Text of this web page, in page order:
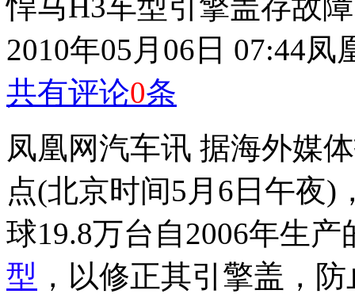
2010年05月06日 07:44凤
共有评论0条
凤凰网汽车讯 据海外媒
点(北京时间5月6日午夜)
球19.8万台自2006年生产
型 ，以修正其引擎盖，